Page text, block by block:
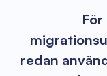
redan